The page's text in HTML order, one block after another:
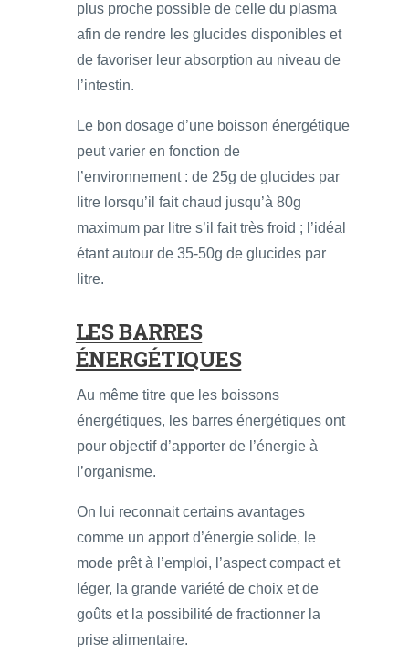
plus proche possible de celle du plasma
afin de rendre les glucides disponibles et
de favoriser leur absorption au niveau de
l’intestin.
Le bon dosage d’une boisson énergétique
peut varier en fonction de
l’environnement : de 25g de glucides par
litre lorsqu’il fait chaud jusqu’à 80g
maximum par litre s’il fait très froid ; l’idéal
étant autour de 35-50g de glucides par
litre.
LES BARRES
ÉNERGÉTIQUES
Au même titre que les boissons
énergétiques, les barres énergétiques ont
pour objectif d’apporter de l’énergie à
l’organisme.
On lui reconnait certains avantages
comme un apport d’énergie solide, le
mode prêt à l’emploi, l’aspect compact et
léger, la grande variété de choix et de
goûts et la possibilité de fractionner la
prise alimentaire.